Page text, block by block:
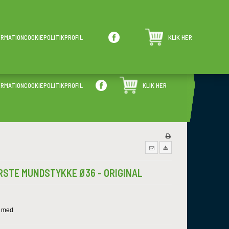
COOKIEPOLITIKPROFIL KLIK HER
Store rabatter hver dag
KUNDESERVICE
Har du spørgsmål?
COOKIEPOLITIKPROFIL KLIK HER
MUNDSTYKKE Ø36 - ORIGINAL